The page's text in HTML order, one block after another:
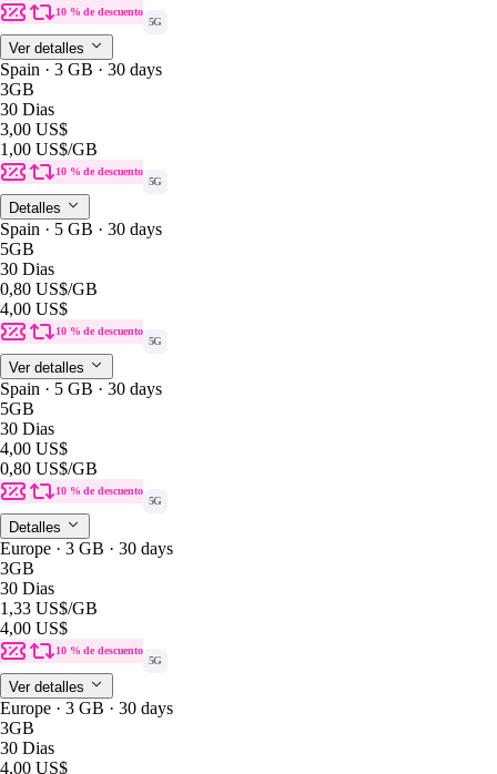
10 % de descuento
5G
Ver detalles
Spain · 3 GB · 30 days
3GB
30 Dias
3,00 US$
1,00 US$/GB
10 % de descuento
5G
Detalles
Spain · 5 GB · 30 days
5GB
30 Dias
0,80 US$/GB
4,00 US$
10 % de descuento
5G
Ver detalles
Spain · 5 GB · 30 days
5GB
30 Dias
4,00 US$
0,80 US$/GB
10 % de descuento
5G
Detalles
Europe · 3 GB · 30 days
3GB
30 Dias
1,33 US$/GB
4,00 US$
10 % de descuento
5G
Ver detalles
Europe · 3 GB · 30 days
3GB
30 Dias
4,00 US$